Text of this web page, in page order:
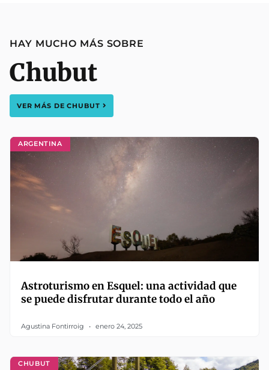
HAY MUCHO MÁS SOBRE
Chubut
VER MÁS DECHUBUT
ARGENTINA
Astroturismo en Esquel: una actividad que
se puede disfrutar durante todo el año
Agustina Fontirroig enero 24, 2025
CHUBUT